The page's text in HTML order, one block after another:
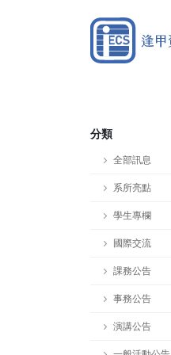
分類
全部訊息
系所亮點
學生專欄
國際交流
課務公告
事務公告
演講公告